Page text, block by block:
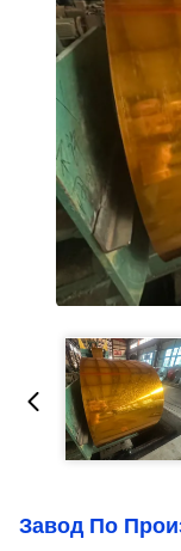
Завод По